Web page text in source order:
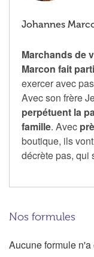
Johannes
Marchands de
Marcon fait
exercer avec
Avec son frère
perpétuent la
famille. Avec
boutique, ils
décrète pas, qui
Nos formules
Aucune formule